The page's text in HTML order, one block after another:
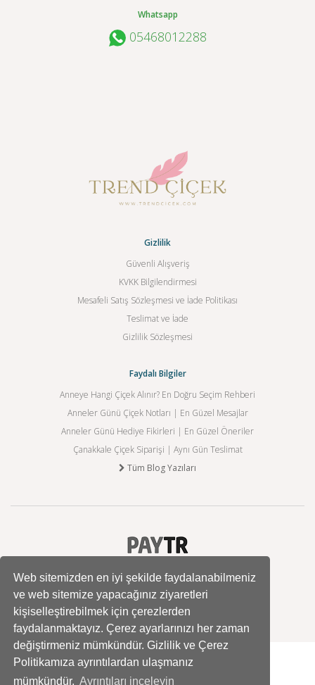
Web sitemizden en iyi şekilde faydalanabilmeniz
ve web sitemize yapacağınız ziyaretleri
kişiselleştirebilmek için çerezlerden
faydalanmaktayız. Çerez ayarlarınızı her zaman
değiştirmeniz mümkündür. Gizlilik ve Çerez
Politikamıza ayrıntılardan ulaşmanız
mümkündür. Ayrıntıları inceleyin
Whatsapp
05468012288
Gizlilik
Güvenli Alışveriş
KVKK Bilgilendirmesi
Mesafeli Satış Sözleşmesi ve İade Politikası
Teslimat ve İade
Gizlilik Sözleşmesi
Faydalı Bilgiler
Anneye Hangi Çiçek Alınır? En Doğru Seçim Rehberi
Anneler Günü Çiçek Notları | En Güzel Mesajlar
Anneler Günü Hediye Fikirleri | En Güzel Öneriler
Çanakkale Çiçek Siparişi | Aynı Gün Teslimat
Tüm Blog Yazıları